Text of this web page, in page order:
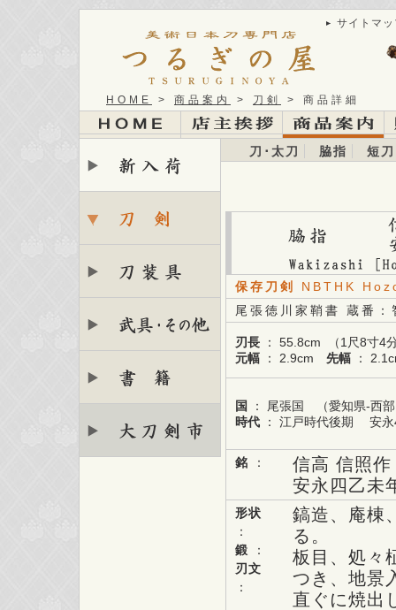
サイトマ
HOME > 商品案内 > 刀剣 > 商品詳細
刀･太刀 脇指 短刀
保存刀剣 NBTHK
尾張徳川家鞘書 蔵番：
刃長 ： 55.8cm （1尺8寸
元幅 ： 2.9cm 先幅 ：
国
： 尾張国 （愛知県-西
時代 ： 江戸時代後期 安
銘 ：
信高 信照作
安永四乙未
形状
：
鍛 ：
刃文
：
鎬造、庵棟
る。
板目、処々
つき、地景
直ぐに焼出